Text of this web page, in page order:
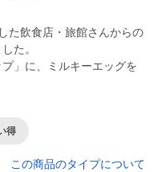
た飲食店・旅館さんからの
た。
」に、ミルキーエッグを
得
この商品のタイプについて